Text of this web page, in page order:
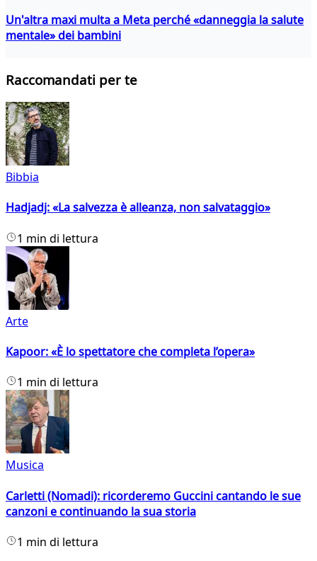
Un'altra maxi multa a Meta perché «danneggia la salute
mentale» dei bambini
Raccomandati per te
Bibbia
Hadjadj: «La salvezza è alleanza, non salvataggio»
1 min di lettura
Arte
Kapoor: «È lo spettatore che completa l’opera»
1 min di lettura
Musica
Carletti (Nomadi): ricorderemo Guccini cantando le sue
canzoni e continuando la sua storia
1 min di lettura